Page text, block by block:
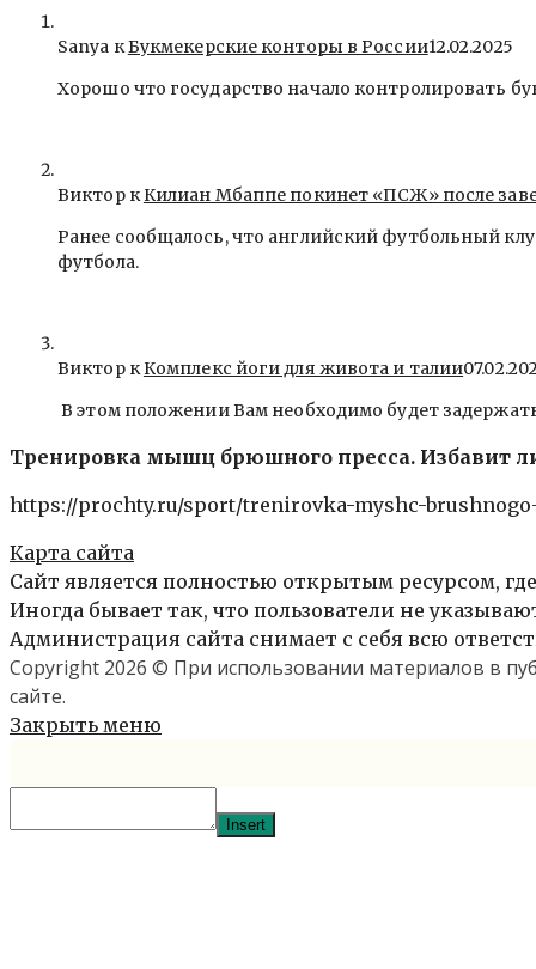
Sanya кБукмекерские конторы в России12.02.2025
Хорошо что государство начало контролировать
Виктор кКилиан Мбаппе покинет «ПСЖ» после
Ранее сообщалось, что английский футбольный
футбола.
Виктор кКомплекс йоги для живота и талии
В этом положении Вам необходимо будет
Тренировка мышц брюшного пресса. Избавит
https://prochty.ru/sport/trenirovka-myshc-
Карта сайта
Сайт является полностью открытым ресурсом,
Иногда бывает так, что пользователи не
Администрация сайта снимает с себя всю
Copyright 2026 © При использовании материалов в
сайте.
Закрыть меню
Insert